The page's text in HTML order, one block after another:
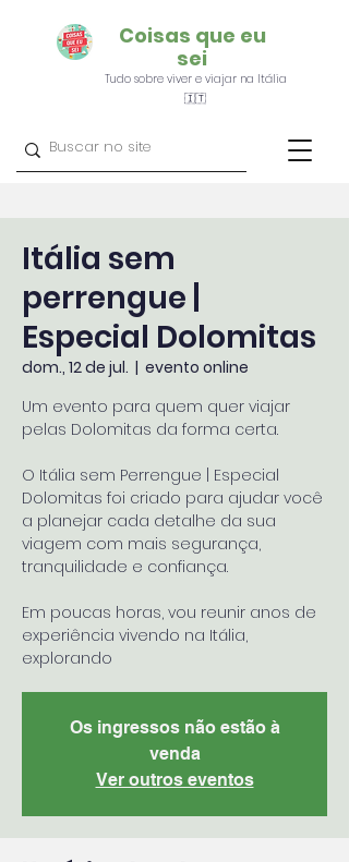
Coisas que eu
sei
Tudo sobre viver e viajar na Itália
🇮🇹
Itália sem
perrengue |
Especial Dolomitas
dom., 12 de jul.
  |
evento online
Um evento para quem quer viajar
pelas Dolomitas da forma certa.
O Itália sem Perrengue | Especial
Dolomitas foi criado para ajudar você
a planejar cada detalhe da sua
viagem com mais segurança,
tranquilidade e confiança.
Em poucas horas, vou reunir anos de
experiência vivendo na Itália,
explorando
Os ingressos não estão à
venda
Ver outros eventos